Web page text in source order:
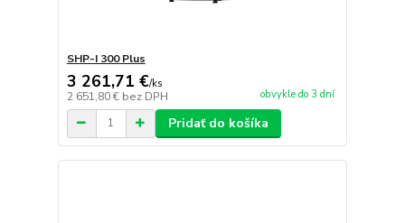
SHP-I 300 Plus
3 261,71 €/ks
2 651,80 € bez DPH obvykle do 3 dní
Pridať do košíka